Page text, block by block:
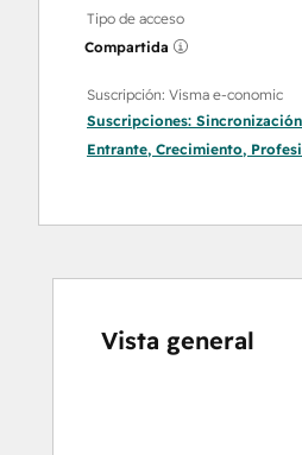
Tipo de acceso
Compartida
Suscripción: Visma e-conomic
Suscripciones:
Entrante, Crecimiento,
Vista general